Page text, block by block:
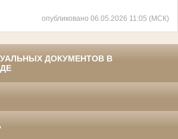
опубликовано 06.05.2026 11:05 (МСК)
ДОКУМЕНТОВ В